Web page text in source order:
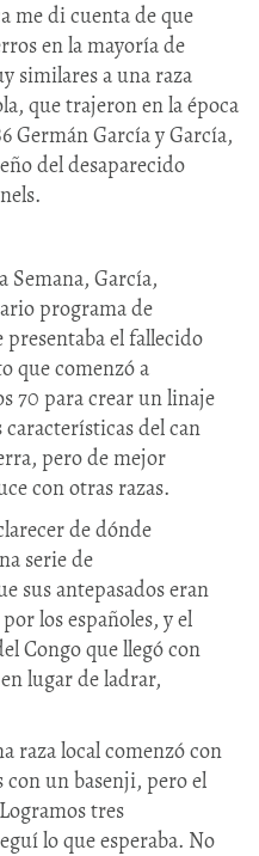
me di cuenta de que
en la mayoría de
similares a una raza
que trajeron en la época
Germán García y García,
del desaparecido
Semana, García,
programa de
el fallecido
que comenzó a
70 para crear un linaje
características del can
pero de mejor
con otras razas.
de dónde
serie de
sus antepasados eran
los españoles, y el
Congo que llegó con
lugar de ladrar,
raza local comenzó con
con un basenji, pero el
tres
lo que esperaba. No